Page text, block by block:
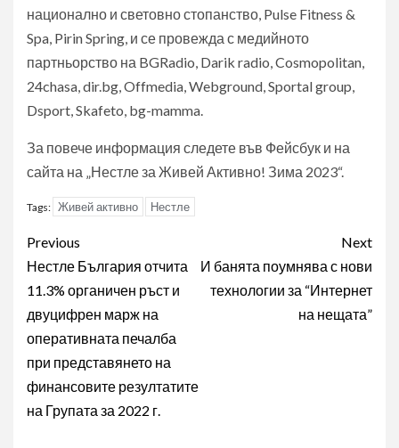
национално и световно стопанство, Pulse Fitness &
Spa, Pirin Spring, и се провежда с медийното
партньорство на BGRadio, Darik radio, Cosmopolitan,
24chasa, dir.bg, Offmedia, Webground, Sportal group,
Dsport, Skafeto, bg-mamma​.
За повече информация следете във Фейсбук и на
сайта на „Нестле за Живей Активно! Зима 2023“.
Tags: Живей активно Нестле
Post
navigation
Previous
Нестле България отчита
11.3% органичен ръст и
двуцифрен марж на
оперативната печалба
при представянето на
финансовите резултатите
на Групата за 2022 г.
Next
И банята поумнява с нови
технологии за “Интернет
на нещата”